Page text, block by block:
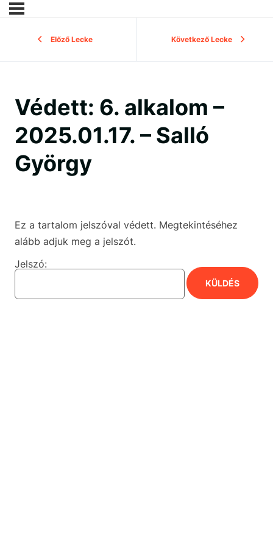
Előző Lecke Következő Lecke
Védett: 6. alkalom –
2025.01.17. – Salló
György
Ez a tartalom jelszóval védett. Megtekintéséhez
alább adjuk meg a jelszót.
Jelszó: